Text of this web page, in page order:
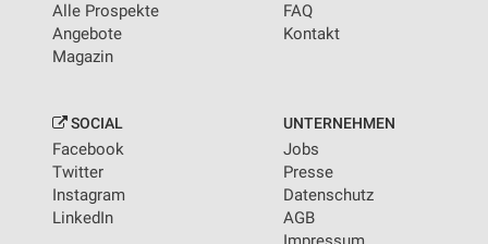
Alle Prospekte
Angebote
Magazin
FAQ
Kontakt
SOCIAL
Facebook
Twitter
Instagram
LinkedIn
UNTERNEHMEN
Jobs
Presse
Datenschutz
AGB